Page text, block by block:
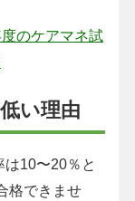
のケアマネ試
い理由
は10〜20％と
格できませ